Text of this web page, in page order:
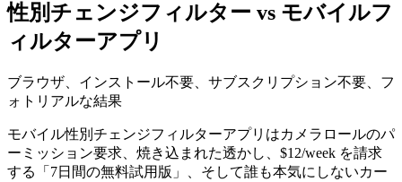
性別チェンジフィルター vs モバイルフ
ィルターアプリ
ブラウザ、インストール不要、サブスクリプション不要、フ
ォトリアルな結果
モバイル性別チェンジフィルターアプリはカメラロールのパ
ーミッション要求、焼き込まれた透かし、$12/week を請求
する「7日間の無料試用版」、そして誰も本気にしないカー